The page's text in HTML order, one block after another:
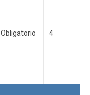
Obligatorio 4